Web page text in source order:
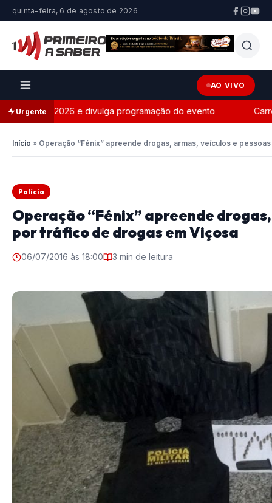
quinta-feira, 6 de agosto de 2026
AO VIVO
Urgente
2026 e divulga programação do evento Carreta
Início » Operação “Fénix” apreende drogas, armas, veículos e
Polícia
Operação “Fénix” apreende
por tráfico de drogas em Viçosa
06/07/2016 às 18:00 3 min de leitura